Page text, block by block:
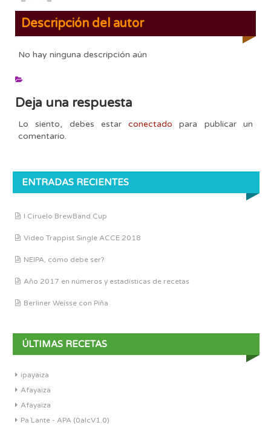
Descripción del autor
No hay ninguna descripción aún
Deja una respuesta
Lo siento, debes estarconectado para publicar un
comentario.
ENTRADAS RECIENTES
I Ciruelo BrewBand Cup
Vídeo Trappist Single ACCE 2018
NEIPA, cómo debe ser?
Año 2017 en números y estadísticas de recetas
Berliner Weisse con Piña
ÚLTIMAS RECETAS
ipayaiza
Afayaiza
Afayaiza
Pa´Lante - APA (0alcV1.0)